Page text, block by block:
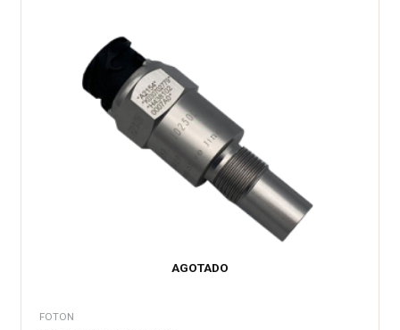
AGOTADO
FOTON